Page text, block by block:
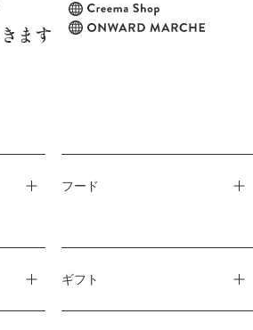
フード
ギフト